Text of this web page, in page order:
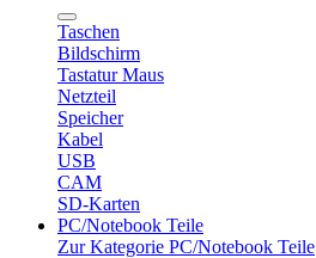
Taschen
Bildschirm
Tastatur Maus
Netzteil
Speicher
Kabel
USB
CAM
SD-Karten
PC/Notebook Teile
Zur Kategorie PC/Notebook Teile